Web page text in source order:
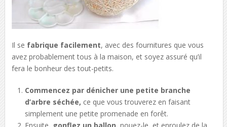
Il se fabrique facilement, avec des fournitures que vous
avez probablement tous à la maison, et soyez assuré qu’il
fera le bonheur des tout-petits.
Commencez par dénicher une petite branche
d’arbre séchée, ce que vous trouverez en faisant
simplement une petite promenade en forêt.